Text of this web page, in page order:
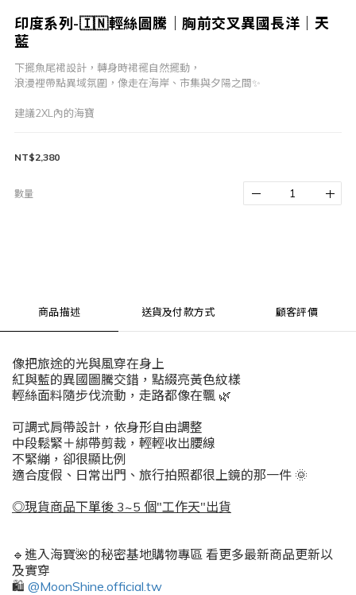
印度系列-🇮🇳輕絲圖騰｜胸前交叉異國長洋｜天
藍
下擺魚尾裙設計，轉身時裙襬自然擺動，
浪漫裡帶點異域氛圍，像走在海岸、市集與夕陽之間✨
建議2XL內的海寶
NT$2,380
數量
商品描述 送貨及付款方式 顧客評價
像把旅途的光與風穿在身上
紅與藍的異國圖騰交錯，點綴亮黃色紋樣
輕絲面料隨步伐流動，走路都像在飄 🌿
可調式肩帶設計，依身形自由調整
中段鬆緊＋綁帶剪裁，輕輕收出腰線
不緊繃，卻很顯比例
適合度假、日常出門、旅行拍照都很上鏡的那一件 🌞
◎現貨商品下單後 3~5 個"工作天"出貨
🔹進入海寶🌺的秘密基地購物專區 看更多最新商品更新以
及實穿
🛍️ @MoonShine.official.tw